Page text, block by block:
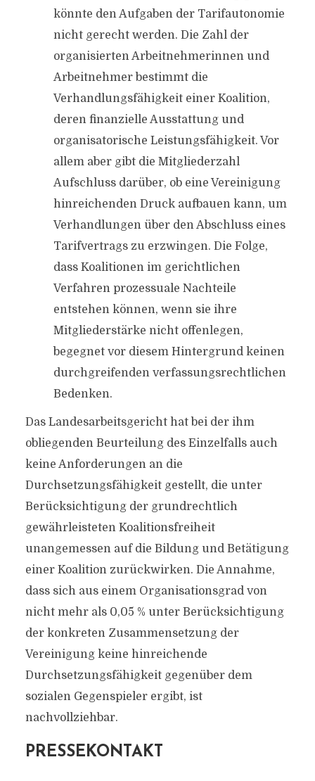
könnte den Aufgaben der Tarifautonomie
nicht gerecht werden. Die Zahl der
organisierten Arbeitnehmerinnen und
Arbeitnehmer bestimmt die
Verhandlungsfähigkeit einer Koalition,
deren finanzielle Ausstattung und
organisatorische Leistungsfähigkeit. Vor
allem aber gibt die Mitgliederzahl
Aufschluss darüber, ob eine Vereinigung
hinreichenden Druck aufbauen kann, um
Verhandlungen über den Abschluss eines
Tarifvertrags zu erzwingen. Die Folge,
dass Koalitionen im gerichtlichen
Verfahren prozessuale Nachteile
entstehen können, wenn sie ihre
Mitgliederstärke nicht offenlegen,
begegnet vor diesem Hintergrund keinen
durchgreifenden verfassungsrechtlichen
Bedenken.
Das Landesarbeitsgericht hat bei der ihm
obliegenden Beurteilung des Einzelfalls auch
keine Anforderungen an die
Durchsetzungsfähigkeit gestellt, die unter
Berücksichtigung der grundrechtlich
gewährleisteten Koalitionsfreiheit
unangemessen auf die Bildung und Betätigung
einer Koalition zurückwirken. Die Annahme,
dass sich aus einem Organisationsgrad von
nicht mehr als 0,05 % unter Berücksichtigung
der konkreten Zusammensetzung der
Vereinigung keine hinreichende
Durchsetzungsfähigkeit gegenüber dem
sozialen Gegenspieler ergibt, ist
nachvollziehbar.
PRESSEKONTAKT